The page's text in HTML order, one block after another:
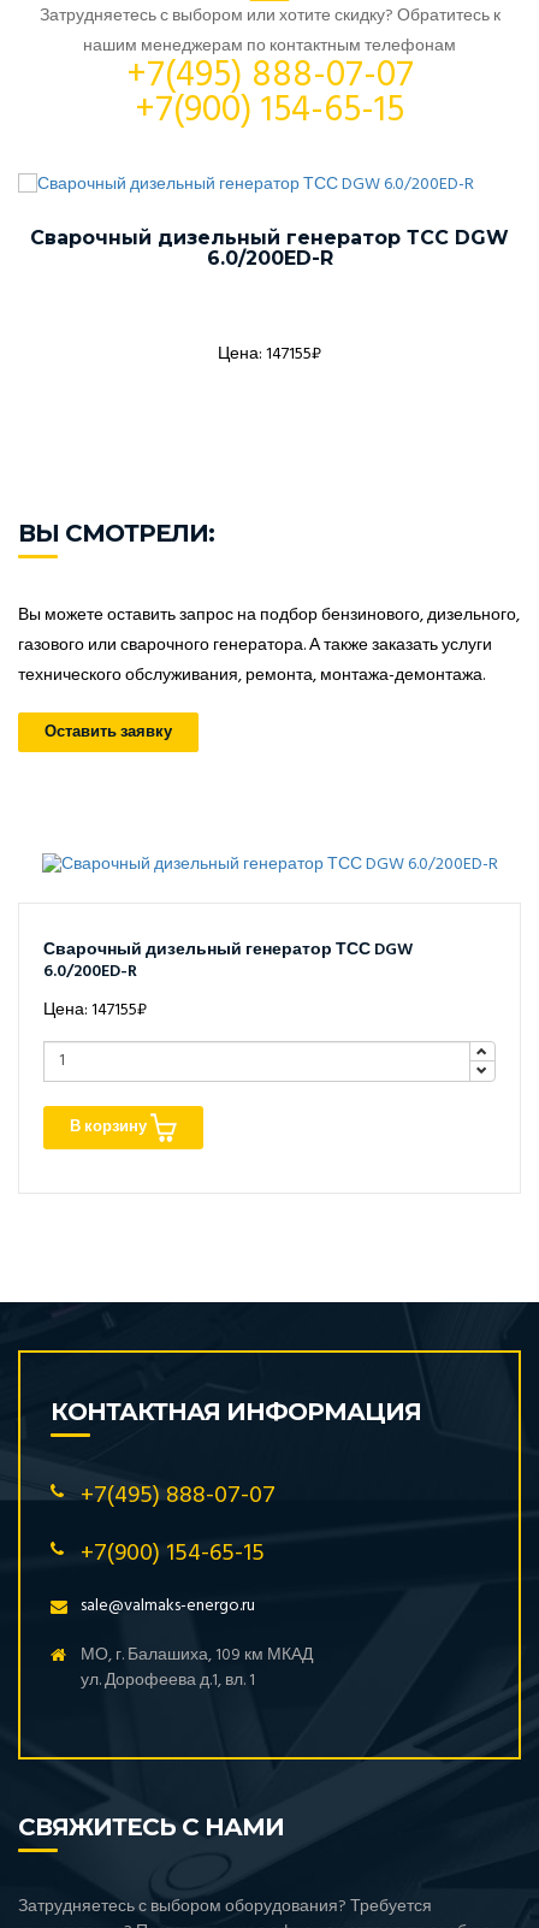
Затрудняетесь с выбором или хотите скидку? Обратитесь к
нашим менеджерам по контактным телефонам
+7(495) 888-07-07
+7(900) 154-65-15
Сварочный дизельный генератор ТСС DGW
6.0/200ED-R
Цена: 147155₽
ВЫ СМОТРЕЛИ:
Вы можете оставить запрос на подбор бензинового, дизельного,
газового или сварочного генератора. А также заказать услуги
технического обслуживания, ремонта, монтажа-демонтажа.
Оставить заявку
Сварочный дизельный генератор ТСС DGW
6.0/200ED-R
Цена: 147155₽
В корзину
КОНТАКТНАЯ ИНФОРМАЦИЯ
+7(495) 888-07-07
+7(900) 154-65-15
sale@valmaks-energo.ru
МО, г. Балашиха, 109 км МКАД
ул. Дорофеева д.1, вл. 1
СВЯЖИТЕСЬ С НАМИ
Затрудняетесь с выбором оборудования? Требуется